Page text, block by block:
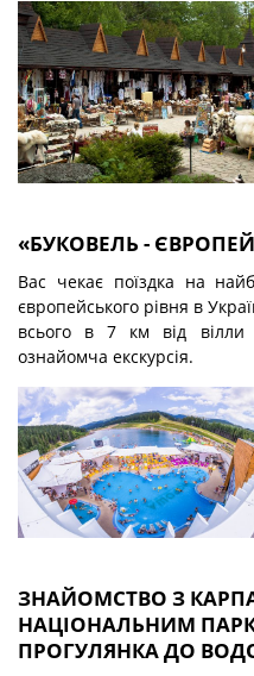
«БУКОВЕЛЬ -
Вас чекає поїздка на
європейського рівня в
всього в 7 км від вілли
ознайомча екскурсія.
ЗНАЙОМСТВО З
НАЦІОНАЛЬНИМ
ПРОГУЛЯНКА ДО